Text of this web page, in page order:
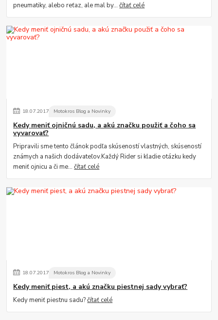
pneumatiky, alebo reťaz, ale mal by...čítať celé
18.07.2017 Motokros Blog a Novinky
Kedy meniť ojničnú sadu, a akú značku použiť a čoho sa
vyvarovať?
Pripravili sme tento článok podľa skúseností vlastných, skúseností
známych a našich dodávateľov.Každý Rider si kladie otázku kedy
meniť ojnicu a či me...čítať celé
18.07.2017 Motokros Blog a Novinky
Kedy meniť piest, a akú značku piestnej sady vybrať?
Kedy meniť piestnu sadu?čítať celé